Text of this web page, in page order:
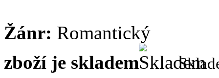
Žánr: Romantický
zboží je skladem